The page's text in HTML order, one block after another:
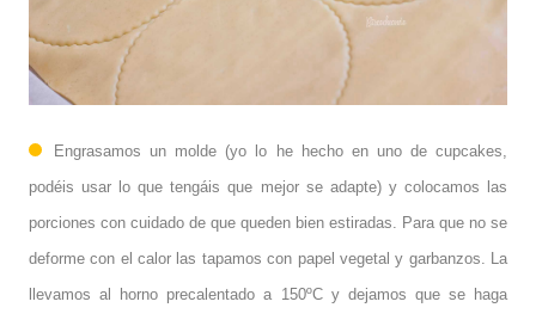
Engrasamos un molde (yo lo he hecho en uno de cupcakes,
podéis usar lo que tengáis que mejor se adapte) y colocamos las
porciones con cuidado de que queden bien estiradas. Para que no se
deforme con el calor las tapamos con papel vegetal y garbanzos. La
llevamos al horno precalentado a 150ºC y dejamos que se haga